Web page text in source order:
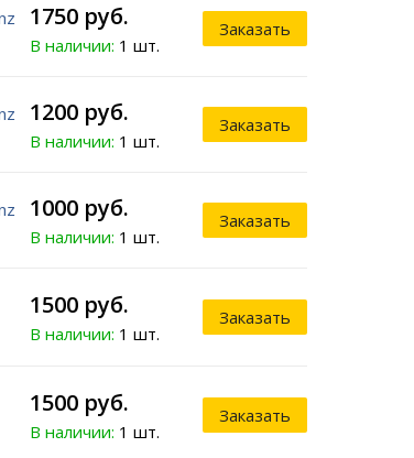
1750 руб.
В наличии: 1 шт.
Заказать
1200 руб.
В наличии: 1 шт.
Заказать
1000 руб.
В наличии: 1 шт.
Заказать
1500 руб.
В наличии: 1 шт.
Заказать
1500 руб.
В наличии: 1 шт.
Заказать